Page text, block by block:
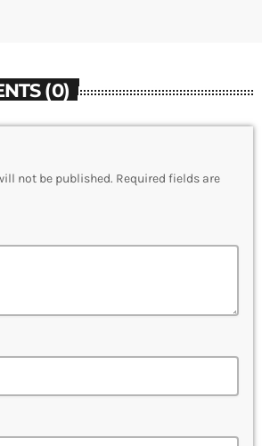
(0)
not be published. Required fields are